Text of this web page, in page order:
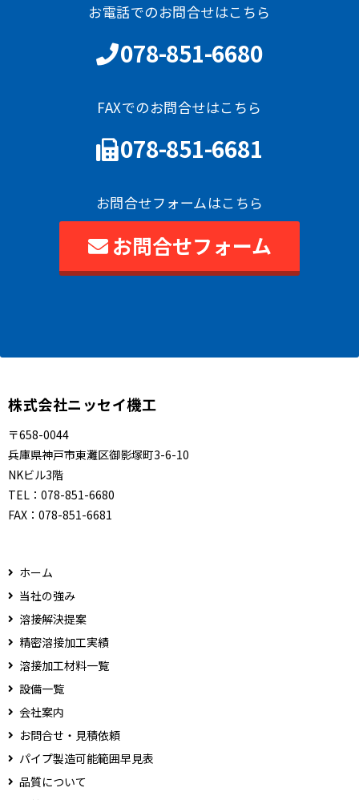
お電話でのお問合せはこちら
078-851-6680
FAXでのお問合せはこちら
078-851-6681
お問合せフォームはこちら
お問合せフォーム
株式会社ニッセイ機工
〒658-0044
兵庫県神戸市東灘区御影塚町3-6-10
NKビル3階
TEL： 078-851-6680
FAX： 078-851-6681
ホーム
当社の強み
溶接解決提案
精密溶接加工実績
溶接加工材料一覧
設備一覧
会社案内
お問合せ・見積依頼
パイプ製造可能範囲早見表
品質について